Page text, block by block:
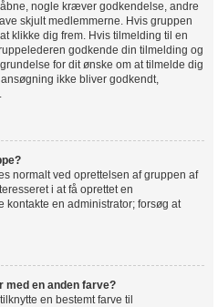
nogle kræver godkendelse, andre
skjult medlemmerne. Hvis gruppen
klikke dig frem. Hvis tilmelding til en
godkende din tilmelding og
for dit ønske om at tilmelde dig
ikke bliver godkendt,
normalt ved oprettelsen af gruppen af
i at få oprettet en
kontakte en administrator; forsøg at
med en anden farve?
en bestemt farve til